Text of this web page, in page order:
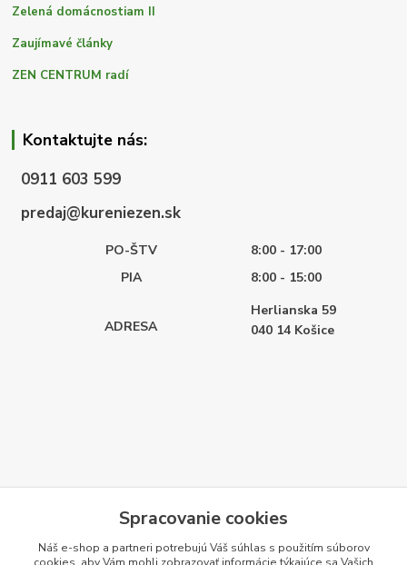
Zelená domácnostiam II
Zaujímavé články
ZEN CENTRUM radí
Kontaktujte nás:
0911 603 599
predaj@kureniezen.sk
PO-ŠTV
8:00 - 17:00
PIA
8:00 - 15:00
ADRESA
Herlianska 59
040 14 Košice
Spracovanie cookies
Náš e-shop a partneri potrebujú Váš súhlas s použitím súborov
cookies, aby Vám mohli zobrazovať informácie týkajúce sa Vašich